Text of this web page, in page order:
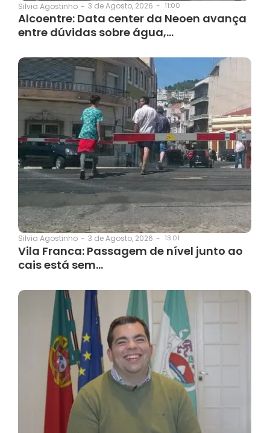
Silvia Agostinho - 3 de Agosto, 2026 - 11:00
Alcoentre: Data center da Neoen avança
entre dúvidas sobre água,…
Silvia Agostinho - 3 de Agosto, 2026 - 13:01
Vila Franca: Passagem de nível junto ao
cais está sem…